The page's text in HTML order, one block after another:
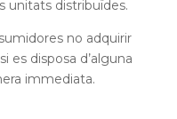
unitats distribuïdes.
no adquirir
es disposa d’alguna
immediata.